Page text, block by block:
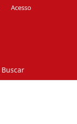
Buscar
Acesso